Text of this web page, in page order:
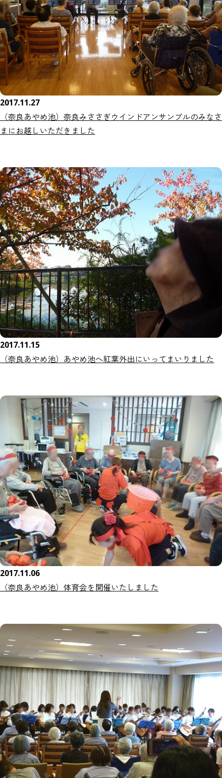
2017.11.27
（奈良あやめ池）奈良みささぎウインドアンサンブルのみなさ
まにお越しいただきました
2017.11.15
（奈良あやめ池）あやめ池へ紅葉外出にいってまいりました
2017.11.06
（奈良あやめ池）体育会を開催いたしました